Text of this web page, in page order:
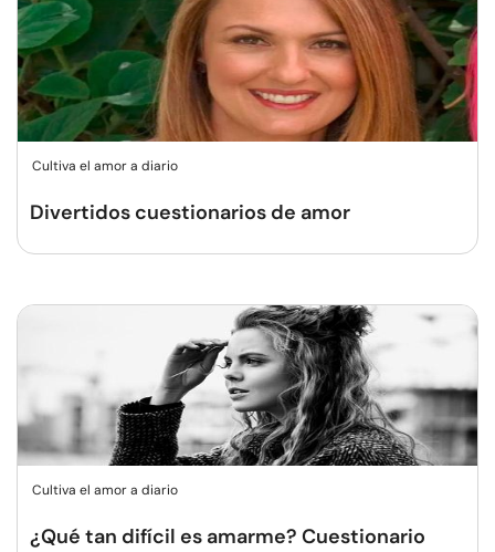
Cultiva el amor a diario
Divertidos cuestionarios de amor
Cultiva el amor a diario
¿Qué tan difícil es amarme? Cuestionario